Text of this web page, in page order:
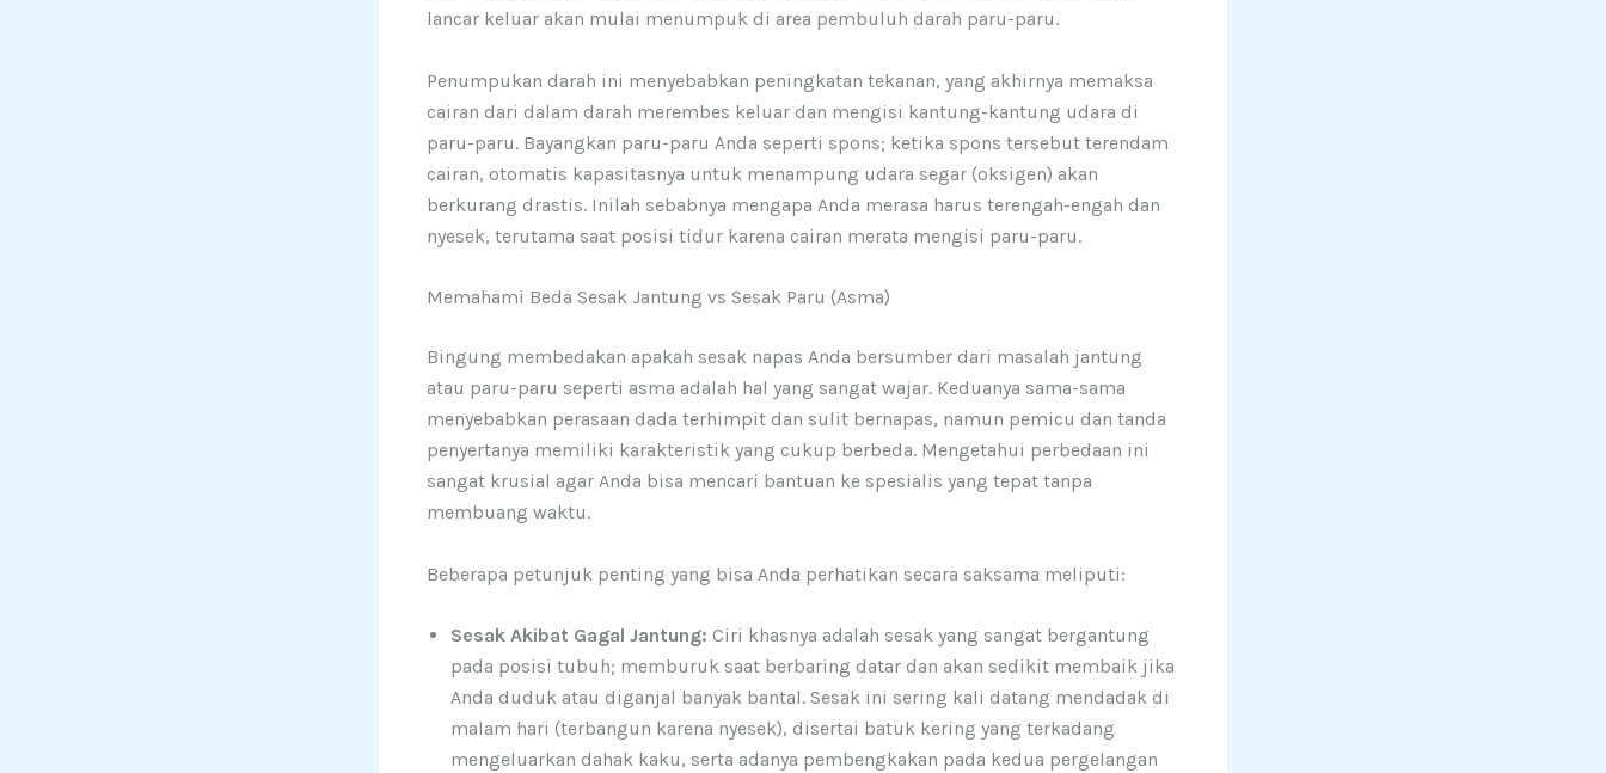
lancar keluar akan mulai menumpuk di area pembuluh darah paru-paru.
Penumpukan darah ini menyebabkan peningkatan tekanan, yang akhirnya memaksa
cairan dari dalam darah merembes keluar dan mengisi kantung-kantung udara di
paru-paru. Bayangkan paru-paru Anda seperti spons; ketika spons tersebut terendam
cairan, otomatis kapasitasnya untuk menampung udara segar (oksigen) akan
berkurang drastis. Inilah sebabnya mengapa Anda merasa harus terengah-engah dan
nyesek, terutama saat posisi tidur karena cairan merata mengisi paru-paru.
Memahami Beda Sesak Jantung vs Sesak Paru (Asma)
Bingung membedakan apakah sesak napas Anda bersumber dari masalah jantung
atau paru-paru seperti asma adalah hal yang sangat wajar. Keduanya sama-sama
menyebabkan perasaan dada terhimpit dan sulit bernapas, namun pemicu dan tanda
penyertanya memiliki karakteristik yang cukup berbeda. Mengetahui perbedaan ini
sangat krusial agar Anda bisa mencari bantuan ke spesialis yang tepat tanpa
membuang waktu.
Beberapa petunjuk penting yang bisa Anda perhatikan secara saksama meliputi:
Sesak Akibat Gagal Jantung: Ciri khasnya adalah sesak yang sangat bergantung
pada posisi tubuh; memburuk saat berbaring datar dan akan sedikit membaik jika
Anda duduk atau diganjal banyak bantal. Sesak ini sering kali datang mendadak di
malam hari (terbangun karena nyesek), disertai batuk kering yang terkadang
mengeluarkan dahak kaku, serta adanya pembengkakan pada kedua pergelangan